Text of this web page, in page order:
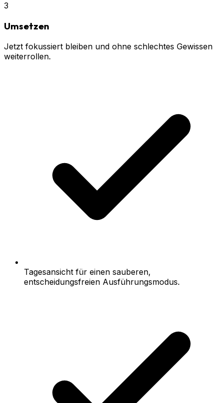
3
Umsetzen
Jetzt fokussiert bleiben und ohne schlechtes Gewissen
weiterrollen.
Tagesansicht für einen sauberen,
entscheidungsfreien Ausführungsmodus.